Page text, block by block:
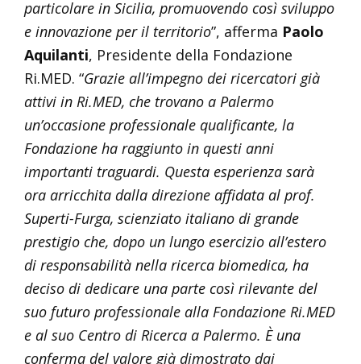
particolare in Sicilia, promuovendo così sviluppo
e innovazione per il territorio”, afferma Paolo
Aquilanti, Presidente della Fondazione
Ri.MED. “Grazie all’impegno dei ricercatori già
attivi in Ri.MED, che trovano a Palermo
un’occasione professionale qualificante, la
Fondazione ha raggiunto in questi anni
importanti traguardi. Questa esperienza sarà
ora arricchita dalla direzione affidata al prof.
Superti-Furga, scienziato italiano di grande
prestigio che, dopo un lungo esercizio all’estero
di responsabilità nella ricerca biomedica, ha
deciso di dedicare una parte così rilevante del
suo futuro professionale alla Fondazione Ri.MED
e al suo Centro di Ricerca a Palermo. È una
conferma del valore già dimostrato dai